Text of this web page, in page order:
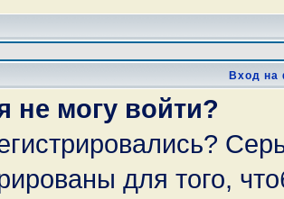
Вход на
не могу войти?
для того,